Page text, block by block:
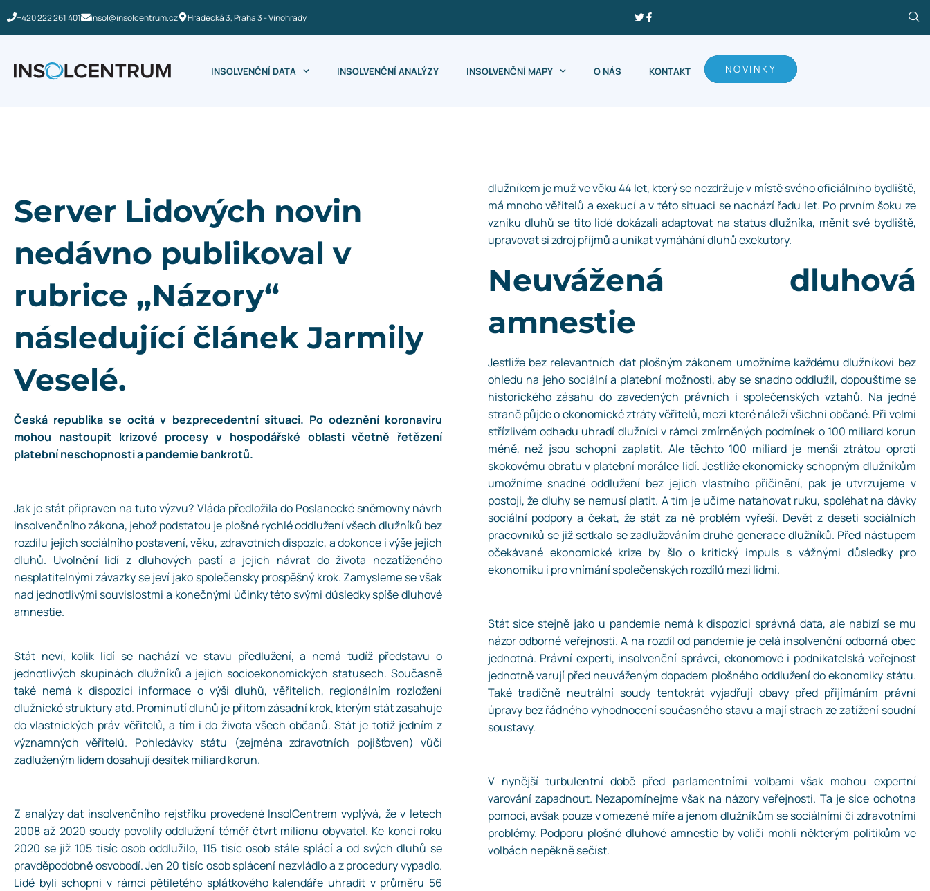
+420 222 261 401 insol@insolcentrum.cz Hradecká 3, Praha 3 - Vinohrady
INSOLVENČNÍ DATA INSOLVENČNÍ ANALÝZY INSOLVENČNÍ MAPY O NÁS KONTAKT NOVINKY
Server Lidových novin
nedávno publikoval v
rubrice „Názory“
následující článek Jarmily
Veselé.
Česká republika se ocitá v bezprecedentní situaci. Po odeznění koronaviru
mohou nastoupit krizové procesy v hospodářské oblasti včetně řetězení
platební neschopnosti a pandemie bankrotů.
Jak je stát připraven na tuto výzvu? Vláda předložila do Poslanecké sněmovny návrh
insolvenčního zákona, jehož podstatou je plošné rychlé oddlužení všech dlužníků bez
rozdílu jejich sociálního postavení, věku, zdravotních dispozic, a dokonce i výše jejich
dluhů. Uvolnění lidí z dluhových pastí a jejich návrat do života nezatíženého
nesplatitelnými závazky se jeví jako společensky prospěšný krok. Zamysleme se však
nad jednotlivými souvislostmi a konečnými účinky této svými důsledky spíše dluhové
amnestie.
Stát neví, kolik lidí se nachází ve stavu předlužení, a nemá tudíž představu o
jednotlivých skupinách dlužníků a jejich socioekonomických statusech. Současně
také nemá k dispozici informace o výši dluhů, věřitelích, regionálním rozložení
dlužnické struktury atd. Prominutí dluhů je přitom zásadní krok, kterým stát zasahuje
do vlastnických práv věřitelů, a tím i do života všech občanů. Stát je totiž jedním z
významných věřitelů. Pohledávky státu (zejména zdravotních pojišťoven) vůči
zadluženým lidem dosahují desítek miliard korun.
Z analýzy dat insolvenčního rejstříku provedené InsolCentrem vyplývá, že v letech
2008 až 2020 soudy povolily oddlužení téměř čtvrt milionu obyvatel. Ke konci roku
2020 se již 105 tisíc osob oddlužilo, 115 tisíc osob stále splácí a od svých dluhů se
pravděpodobně osvobodí. Jen 20 tisíc osob splácení nezvládlo a z procedury vypadlo.
Lidé byli schopni v rámci pětiletého splátkového kalendáře uhradit v průměru 56
dlužníkem je muž ve věku 44 let, který se nezdržuje v místě svého oficiálního bydliště,
má mnoho věřitelů a exekucí a v této situaci se nachází řadu let. Po prvním šoku ze
vzniku dluhů se tito lidé dokázali adaptovat na status dlužníka, měnit své bydliště,
upravovat si zdroj příjmů a unikat vymáhání dluhů exekutory.
Neuvážená dluhová
amnestie
Jestliže bez relevantních dat plošným zákonem umožníme každému dlužníkovi bez
ohledu na jeho sociální a platební možnosti, aby se snadno oddlužil, dopouštíme se
historického zásahu do zavedených právních i společenských vztahů. Na jedné
straně půjde o ekonomické ztráty věřitelů, mezi které náleží všichni občané. Při velmi
střízlivém odhadu uhradí dlužníci v rámci zmírněných podmínek o 100 miliard korun
méně, než jsou schopni zaplatit. Ale těchto 100 miliard je menší ztrátou oproti
skokovému obratu v platební morálce lidí. Jestliže ekonomicky schopným dlužníkům
umožníme snadné oddlužení bez jejich vlastního přičinění, pak je utvrzujeme v
postoji, že dluhy se nemusí platit. A tím je učíme natahovat ruku, spoléhat na dávky
sociální podpory a čekat, že stát za ně problém vyřeší. Devět z deseti sociálních
pracovníků se již setkalo se zadlužováním druhé generace dlužníků. Před nástupem
očekávané ekonomické krize by šlo o kritický impuls s vážnými důsledky pro
ekonomiku i pro vnímání společenských rozdílů mezi lidmi.
Stát sice stejně jako u pandemie nemá k dispozici správná data, ale nabízí se mu
názor odborné veřejnosti. A na rozdíl od pandemie je celá insolvenční odborná obec
jednotná. Právní experti, insolvenční správci, ekonomové i podnikatelská veřejnost
jednotně varují před neuváženým dopadem plošného oddlužení do ekonomiky státu.
Také tradičně neutrální soudy tentokrát vyjadřují obavy před přijímáním právní
úpravy bez řádného vyhodnocení současného stavu a mají strach ze zatížení soudní
soustavy.
V nynější turbulentní době před parlamentními volbami však mohou expertní
varování zapadnout. Nezapomínejme však na názory veřejnosti. Ta je sice ochotna
pomoci, avšak pouze v omezené míře a jenom dlužníkům se sociálními či zdravotními
problémy. Podporu plošné dluhové amnestie by voliči mohli některým politikům ve
volbách nepěkně sečíst.